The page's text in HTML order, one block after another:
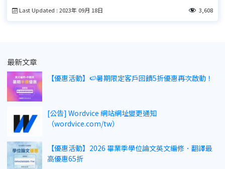
Last Updated : 2023年 09月 18日 3,608
最新文章
【優惠活動】🍉暑期限定客戶回饋5折優惠再次啟動！
[公告] Wordvice 網站網址變更通知
（wordvice.com/tw）
【優惠活動】2026 畢業季學位論文英文編修．翻譯最
高優惠65折